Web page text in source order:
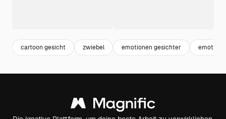
cartoon gesicht zwiebel emotionen gesichter